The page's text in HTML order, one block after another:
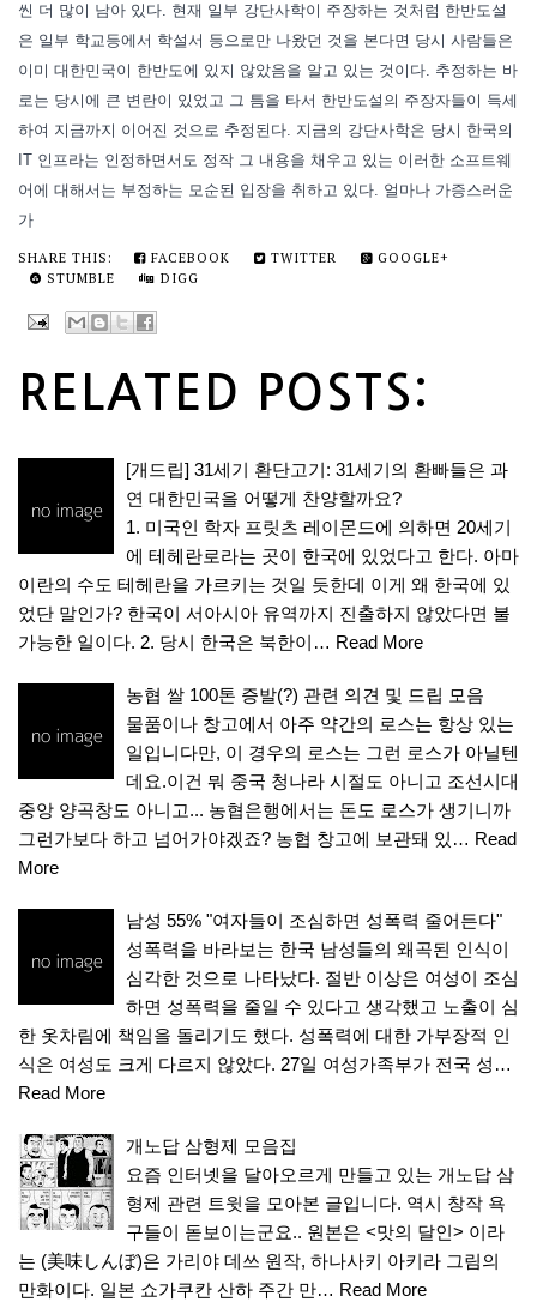
씬 더 많이 남아 있다. 현재 일부 강단사학이 주장하는 것처럼 한반도설
은 일부 학교등에서 학설서 등으로만 나왔던 것을 본다면 당시 사람들은
이미 대한민국이 한반도에 있지 않았음을 알고 있는 것이다. 추정하는 바
로는 당시에 큰 변란이 있었고 그 틈을 타서 한반도설의 주장자들이 득세
하여 지금까지 이어진 것으로 추정된다. 지금의 강단사학은 당시 한국의
IT 인프라는 인정하면서도 정작 그 내용을 채우고 있는 이러한 소프트웨
어에 대해서는 부정하는 모순된 입장을 취하고 있다. 얼마나 가증스러운
가
SHARE THIS: FACEBOOK TWITTER
GOOGLE+
STUMBLE
DIGG
RELATED POSTS:
[개드립] 31세기 환단고기: 31세기의 환빠들은 과
연 대한민국을 어떻게 찬양할까요?
1. 미국인 학자 프릿츠 레이몬드에 의하면 20세기
에 테헤란로라는 곳이 한국에 있었다고 한다. 아마
이란의 수도 테헤란을 가르키는 것일 듯한데 이게 왜 한국에 있
었단 말인가? 한국이 서아시아 유역까지 진출하지 않았다면 불
가능한 일이다. 2. 당시 한국은 북한이… Read More
농협 쌀 100톤 증발(?) 관련 의견 및 드립 모음
물품이나 창고에서 아주 약간의 로스는 항상 있는
일입니다만, 이 경우의 로스는 그런 로스가 아닐텐
데요.이건 뭐 중국 청나라 시절도 아니고 조선시대
중앙 양곡창도 아니고... 농협은행에서는 돈도 로스가 생기니까
그런가보다 하고 넘어가야겠죠? 농협 창고에 보관돼 있… Read
More
남성 55% "여자들이 조심하면 성폭력 줄어든다"
성폭력을 바라보는 한국 남성들의 왜곡된 인식이
심각한 것으로 나타났다. 절반 이상은 여성이 조심
하면 성폭력을 줄일 수 있다고 생각했고 노출이 심
한 옷차림에 책임을 돌리기도 했다. 성폭력에 대한 가부장적 인
식은 여성도 크게 다르지 않았다. 27일 여성가족부가 전국 성…
Read More
개노답 삼형제 모음집
요즘 인터넷을 달아오르게 만들고 있는 개노답 삼
형제 관련 트윗을 모아본 글입니다. 역시 창작 욕
구들이 돋보이는군요.. 원본은 <맛의 달인> 이라
는 (美味しんぼ)은 가리야 데쓰 원작, 하나사키 아키라 그림의
만화이다. 일본 쇼가쿠칸 산하 주간 만… Read More